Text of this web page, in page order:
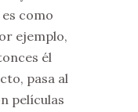
como
ejemplo,
él
pasa al
películas